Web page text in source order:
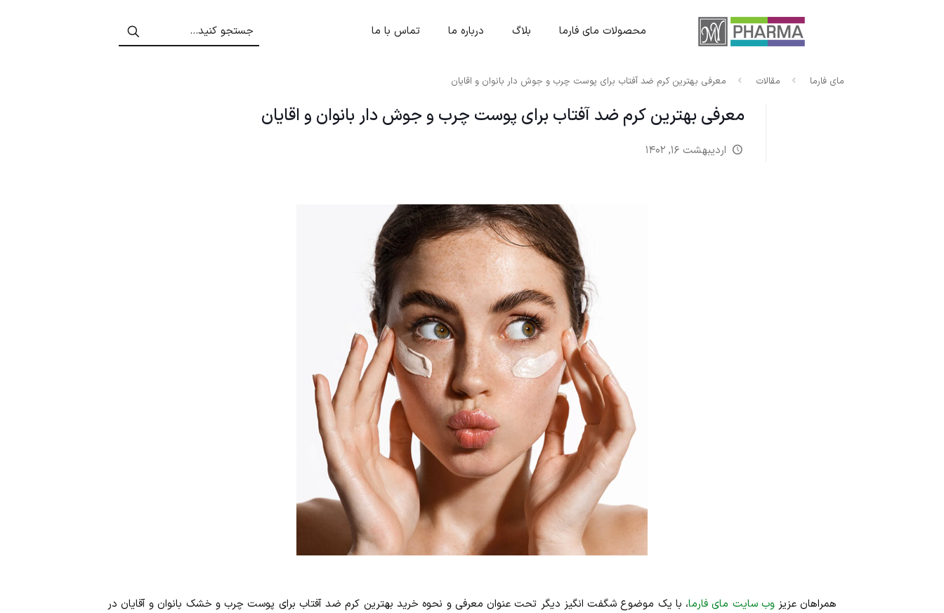
محصولات مای فارما بلاگ درباره ما تماس با ما
مای فارما مقالات معرفی بهترین کرم ضد آفتاب برای پوست چرب و جوش دار بانوان و اقایان
معرفی بهترین کرم ضد آفتاب برای پوست چرب و جوش دار بانوان و اقایان
اردیبهشت ۱۶, ۱۴۰۲
همراهان عزیزوب سایت مای فارما، با یک موضوع شگفت انگیز دیگر تحت عنوان معرفی و نحوه خرید بهترین کرم ضد آفتاب برای پوست چرب و خشک بانوان و آقایان در